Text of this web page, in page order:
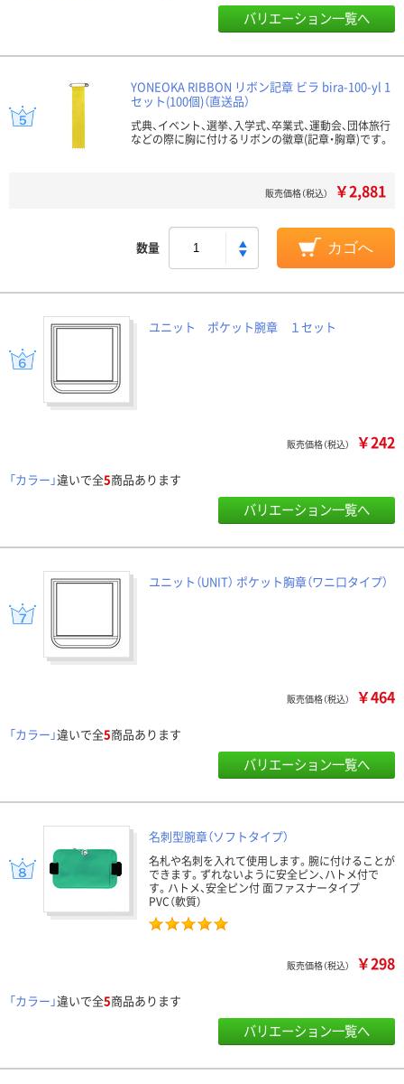
バリエーション一覧へ
YONEOKA RIBBON リボン記章 ビラ bira-100-yl 1
セット(100個)（直送品）
式典、イベント、選挙、入学式、卒業式、運動会、団体旅行
などの際に胸に付けるリボンの徽章(記章・胸章)です。
販売価格（税込） ￥2,881
数量 カゴへ
ユニット ポケット腕章 １セット
販売価格（税込） ￥242
「カラー」違いで全5商品あります
バリエーション一覧へ
ユニット（UNIT） ポケット胸章（ワニ口タイプ）
販売価格（税込） ￥464
「カラー」違いで全5商品あります
バリエーション一覧へ
名刺型腕章（ソフトタイプ）
名札や名刺を入れて使用します。腕に付けることが
できます。ずれないように安全ピン、ハトメ付で
す。ハトメ、安全ピン付 面ファスナータイプ
PVC（軟質）
販売価格（税込） ￥298
「カラー」違いで全5商品あります
バリエーション一覧へ